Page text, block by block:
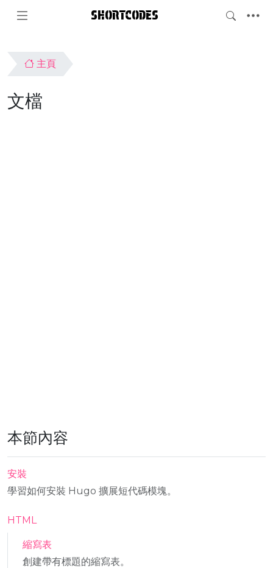
SHORTCODES
主頁
文檔
本節內容
安裝
學習如何安裝 Hugo 擴展短代碼模塊。
HTML
縮寫表
創建帶有標題的縮寫表。